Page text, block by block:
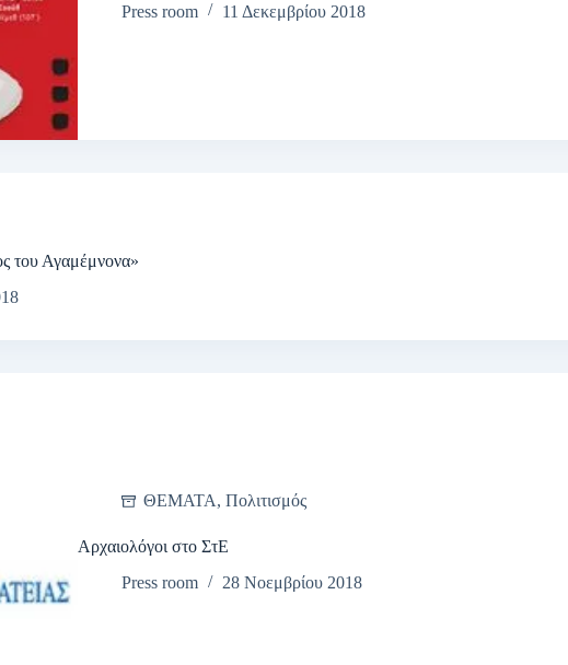
Press room
11 Δεκεμβρίου 2018
του Αγαμέμνονα»
ΘΕΜΑΤΑ, Πολιτισμός
Αρχαιολόγοι στο ΣτΕ
Press room
28 Νοεμβρίου 2018